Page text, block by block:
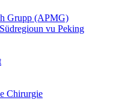
Grupp (APMG)
vu Peking
Chirurgie